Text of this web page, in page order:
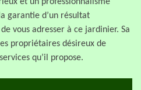
garantie d’un résultat
vous adresser à ce jardinier. Sa
propriétaires désireux de
qu’il propose.